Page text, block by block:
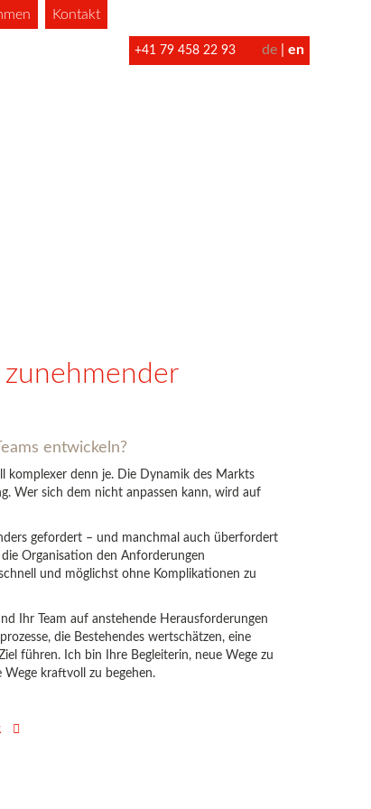
Kontakt
+41 79 458 22 93 de en
entwickeln?
komplexer denn je. Die Dynamik des Markts
Wer sich dem nicht anpassen kann, wird auf
gefordert – und manchmal auch überfordert
Organisation den Anforderungen
und möglichst ohne Komplikationen zu
Ihr Team auf anstehende Herausforderungen
die Bestehendes wertschätzen, eine
führen. Ich bin Ihre Begleiterin, neue Wege zu
Wege kraftvoll zu begehen.